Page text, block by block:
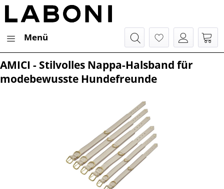
Menü
AMICI - Stilvolles Nappa-Halsband für
modebewusste Hundefreunde